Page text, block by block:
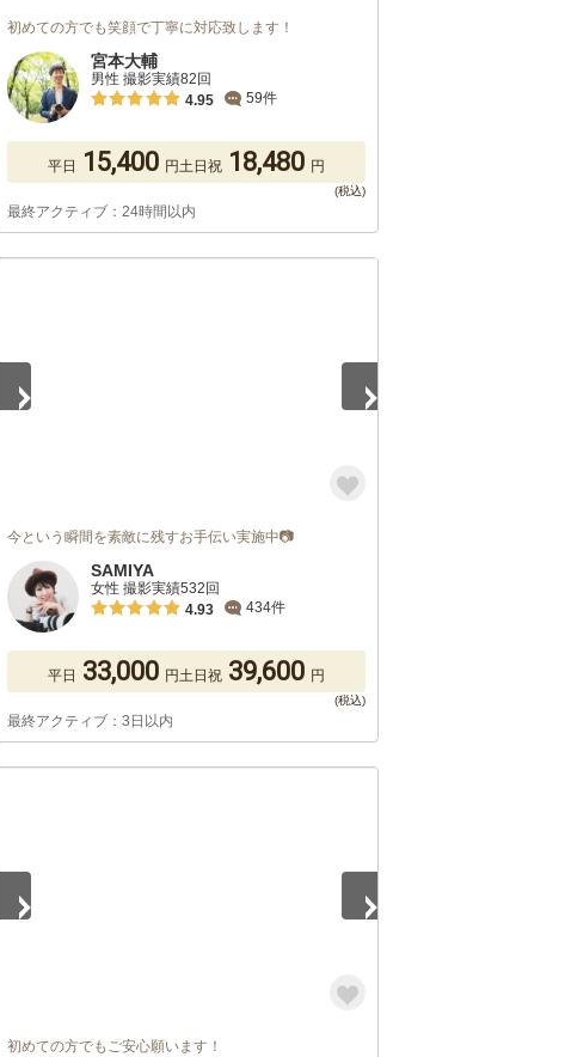
初めての方でも笑顔で丁寧に対応致します！
宮本大輔
男性 撮影実績82回
4.95
59件
平日 15,400 円土日祝 18,480 円
最終アクティブ：24時間以内
今という瞬間を素敵に残すお手伝い実施中📷
SAMIYA
女性 撮影実績532回
4.93
434件
平日 33,000 円土日祝 39,600 円
最終アクティブ：3日以内
初めての方でもご安心願います！